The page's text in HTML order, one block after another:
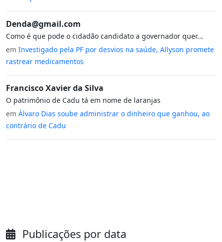
Denda@gmail.com
Como é que pode o cidadão candidato a governador quer...
em Investigado pela PF por desvios na saúde, Allyson promete
rastrear medicamentos
Francisco Xavier da Silva
O patrimônio de Cadu tá em nome de laranjas
em Álvaro Dias soube administrar o dinheiro que ganhou, ao
contrário de Cadu
Publicações por data